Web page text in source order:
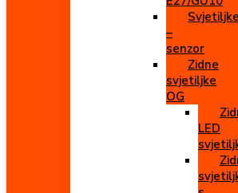
Svjetiljke
–
senzor
Zidne
svjetiljke
OG
LED